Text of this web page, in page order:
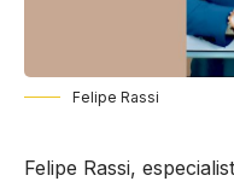
Felipe Rassi
Felipe Rassi,